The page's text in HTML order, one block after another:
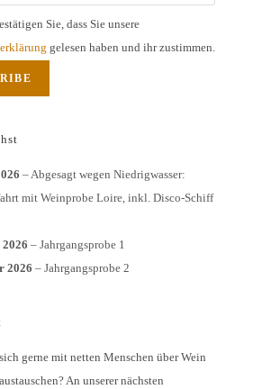
Sie, dass Sie unsere
gelesen haben und ihr zustimmen.
– Abgesagt wegen Niedrigwasser:
mit Weinprobe Loire, inkl. Disco-Schiff
– Jahrgangsprobe 1
2026 – Jahrgangsprobe 2
gerne mit netten Menschen über Wein
An unserer nächsten